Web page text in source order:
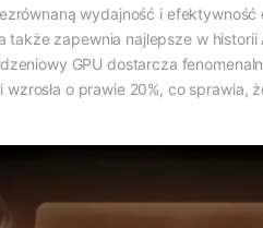
wydajność i
zapewnia najlepsze w
GPU dostarcza
o prawie 20%, co sprawia,